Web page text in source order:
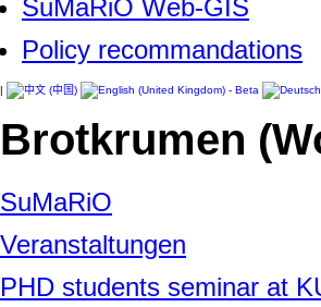
SuMaRiO Web-GIS
Policy recommandations
|
Brotkrumen
SuMaRiO
Veranstaltungen
PHD students seminar at